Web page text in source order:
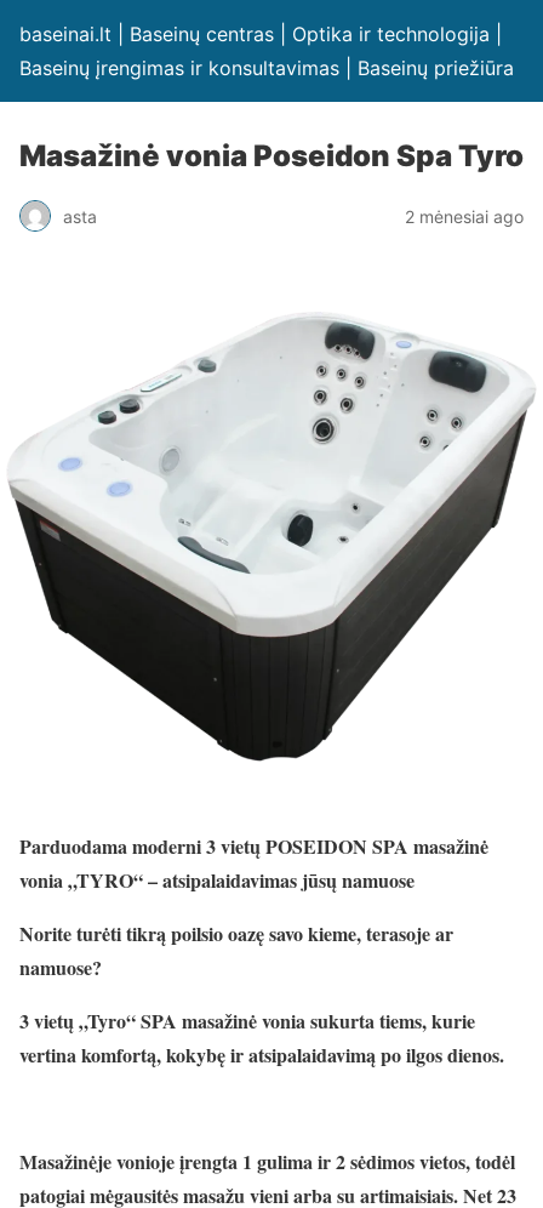
baseinai.lt | Baseinų centras | Optika ir technologija |
Baseinų įrengimas ir konsultavimas | Baseinų priežiūra
Masažinė vonia Poseidon Spa Tyro
asta 2 mėnesiai ago
Parduodama moderni 3 vietų POSEIDON SPA masažinė
vonia „TYRO“ – atsipalaidavimas jūsų namuose
Norite turėti tikrą poilsio oazę savo kieme, terasoje ar
namuose?
3 vietų „Tyro“ SPA masažinė vonia sukurta tiems, kurie
vertina komfortą, kokybę ir atsipalaidavimą po ilgos dienos.
Masažinėje vonioje įrengta 1 gulima ir 2 sėdimos vietos, todėl
patogiai mėgausitės masažu vieni arba su artimaisiais. Net 23